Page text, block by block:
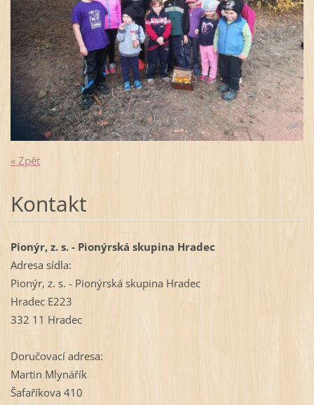
« Zpět
Kontakt
Pionýr, z. s. - Pionýrská skupina Hradec
Adresa sídla:
Pionýr, z. s. - Pionýrská skupina Hradec
Hradec E223
332 11 Hradec
Doručovací adresa:
Martin Mlynářík
Šafaříkova 410